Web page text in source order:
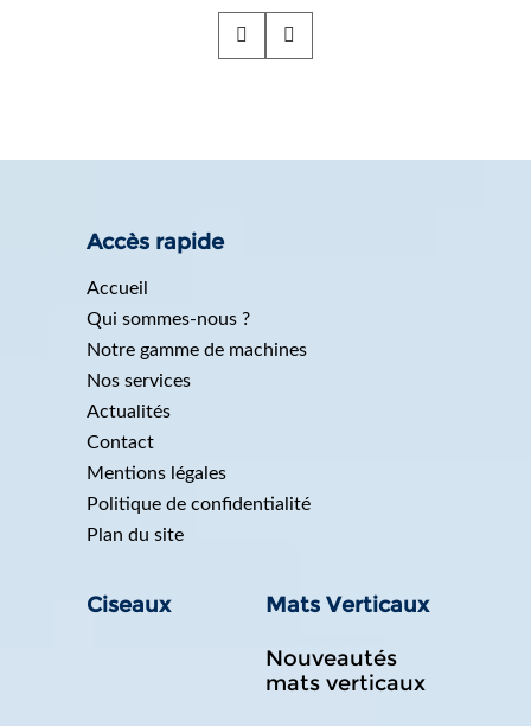
Accès rapide
Accueil
Qui sommes-nous ?
Notre gamme de machines
Nos services
Actualités
Contact
Mentions légales
Politique de confidentialité
Plan du site
Ciseaux Mats Verticaux
Nouveautés
mats verticaux